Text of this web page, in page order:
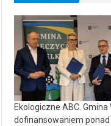
Ekologiczne ABC.
dofinansowaniem ponad